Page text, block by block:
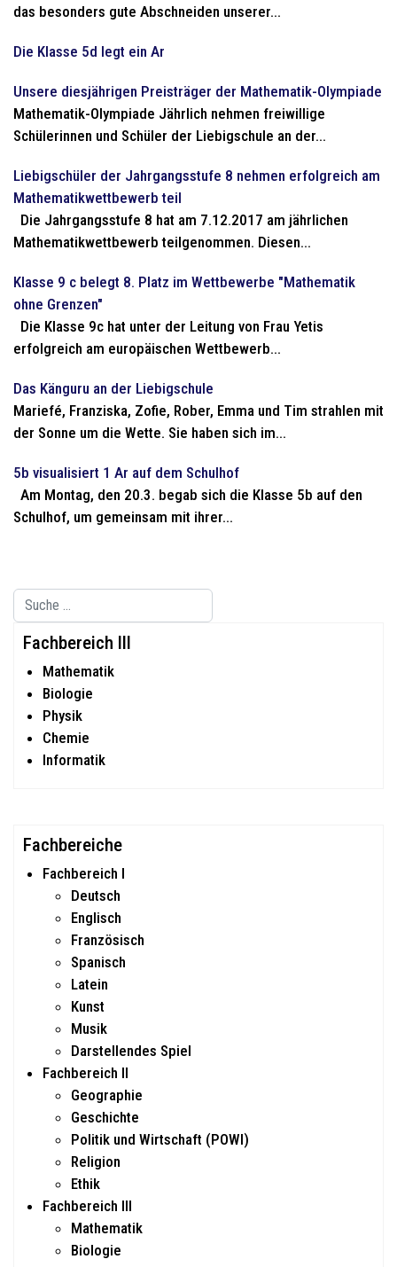
das besonders gute Abschneiden unserer...
Die Klasse 5d legt ein Ar
Unsere diesjährigen Preisträger der Mathematik-Olympiade
Mathematik-Olympiade Jährlich nehmen freiwillige
Schülerinnen und Schüler der Liebigschule an der...
Liebigschüler der Jahrgangsstufe 8 nehmen erfolgreich am
Mathematikwettbewerb teil
Die Jahrgangsstufe 8 hat am 7.12.2017 am jährlichen
Mathematikwettbewerb teilgenommen. Diesen...
Klasse 9 c belegt 8. Platz im Wettbewerbe "Mathematik
ohne Grenzen"
Die Klasse 9c hat unter der Leitung von Frau Yetis
erfolgreich am europäischen Wettbewerb...
Das Känguru an der Liebigschule
Mariefé, Franziska, Zofie, Rober, Emma und Tim strahlen mit
der Sonne um die Wette. Sie haben sich im...
5b visualisiert 1 Ar auf dem Schulhof
Am Montag, den 20.3. begab sich die Klasse 5b auf den
Schulhof, um gemeinsam mit ihrer...
Suchen
Type 2 or more characters for results.
Fachbereich III
Mathematik
Biologie
Physik
Chemie
Informatik
Fachbereiche
Fachbereich I
Deutsch
Englisch
Französisch
Spanisch
Latein
Kunst
Musik
Darstellendes Spiel
Fachbereich II
Geographie
Geschichte
Politik und Wirtschaft (POWI)
Religion
Ethik
Fachbereich III
Mathematik
Biologie